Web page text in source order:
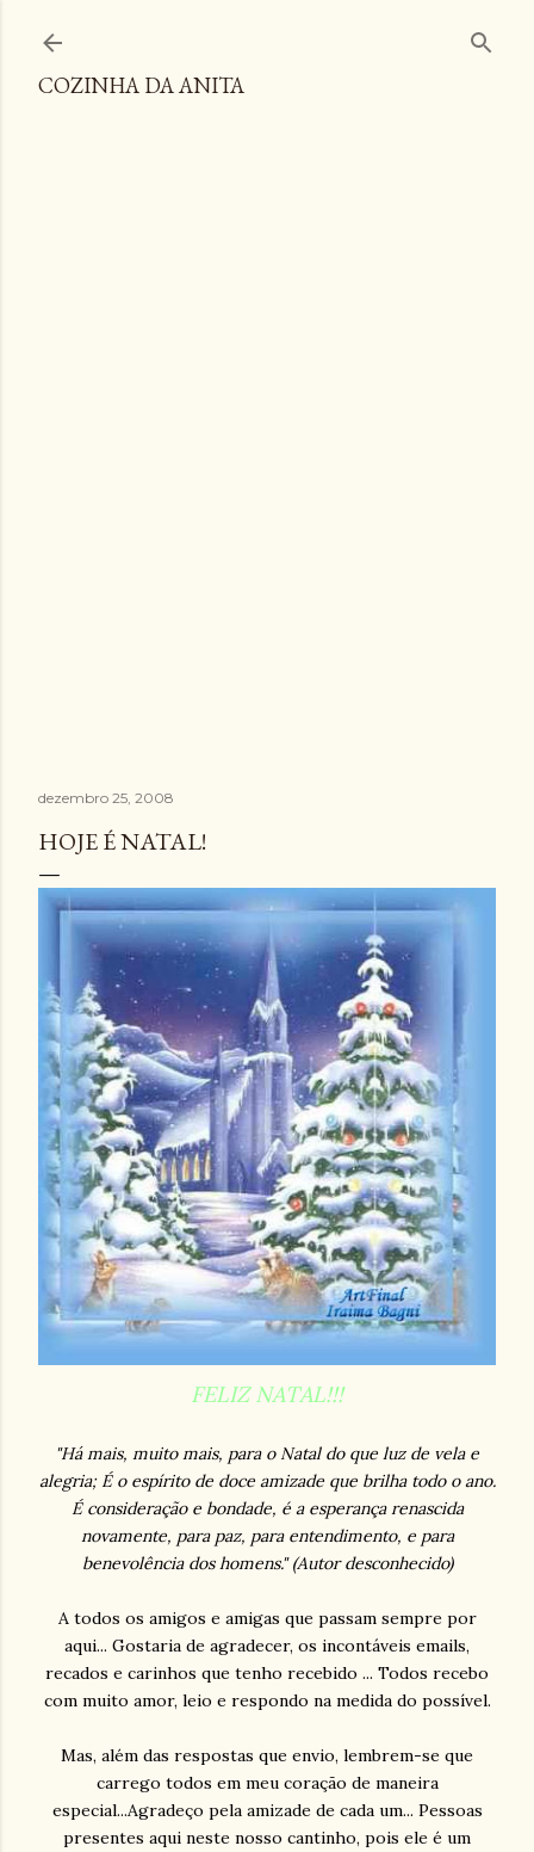
COZINHA DA ANITA
dezembro 25, 2008
HOJE É NATAL!
FELIZ NATAL!!!
"Há mais, muito mais, para o Natal do que luz de vela e
alegria; É o espírito de doce amizade que brilha todo o ano.
É consideração e bondade, é a esperança renascida
novamente, para paz, para entendimento, e para
benevolência dos homens." (Autor desconhecido)
A todos os amigos e amigas que passam sempre por
aqui... Gostaria de agradecer, os incontáveis emails,
recados e carinhos que tenho recebido ... Todos recebo
com muito amor, leio e respondo na medida do possível.
Mas, além das respostas que envio, lembrem-se que
carrego todos em meu coração de maneira
especial...Agradeço pela amizade de cada um... Pessoas
presentes aqui neste nosso cantinho, pois ele é um